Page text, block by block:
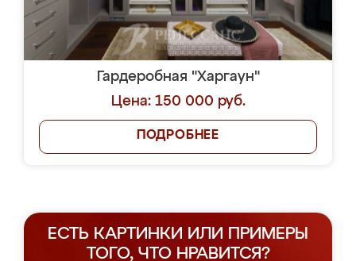
Гардеробная "Харгаун"
Цена: 150 000 руб.
ПОДРОБНЕЕ
ЕСТЬ КАРТИНКИ ИЛИ ПРИМЕРЫ
ТОГО, ЧТО НРАВИТСЯ?